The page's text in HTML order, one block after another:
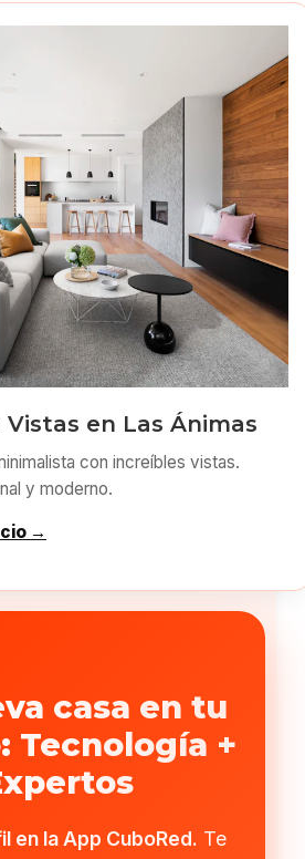
Vistas en Las Ánimas
con increíbles vistas.
y moderno.
→
casa en tu
Tecnología +
en la App CuboRed. Te